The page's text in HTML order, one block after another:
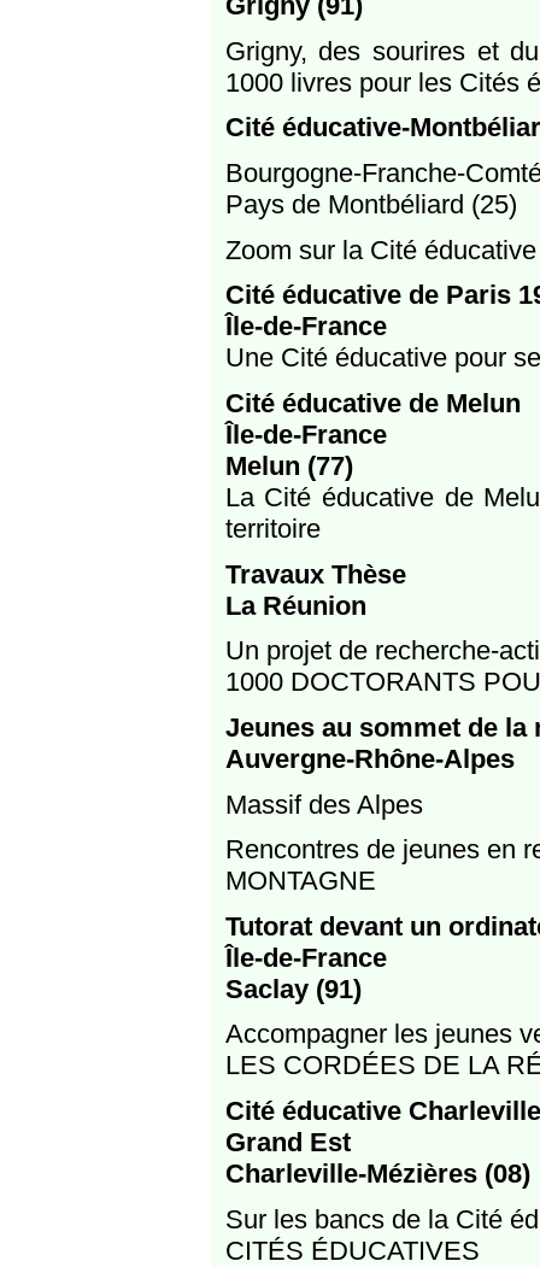
Grigny, des sourires et
1000 livres pour les Cités
Cité éducative-
Bourgogne-Franche-
Pays de Montbéliard (25)
Zoom sur la Cité
Cité éducative de Paris
Île-de-France
Une Cité éducative pour
Cité éducative de Melun
Île-de-France
Melun (77)
La Cité éducative de
territoire
Travaux Thèse
La Réunion
Un projet de recherche-
1000 DOCTORANTS
Jeunes au sommet de la
Auvergne-Rhône-Alpes
Massif des Alpes
Rencontres de jeunes en
MONTAGNE
Tutorat devant un
Île-de-France
Saclay (91)
Accompagner les jeunes
LES CORDÉES DE LA
Cité éducative Charleville
Grand Est
Charleville-Mézières (08)
Sur les bancs de la Cité
CITÉS ÉDUCATIVES